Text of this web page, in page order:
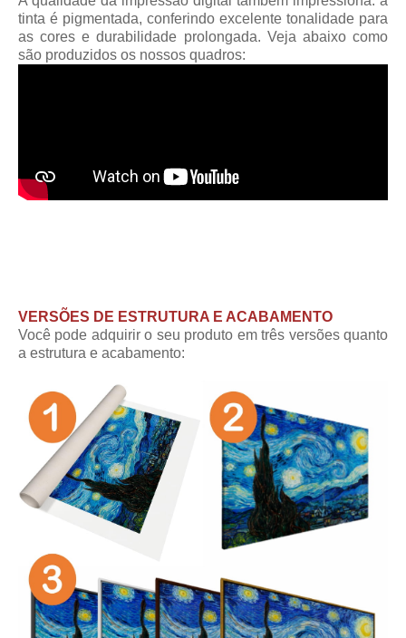
tinta é pigmentada, conferindo excelente tonalidade para
as cores e durabilidade prolongada. Veja abaixo como
são produzidos os nossos quadros:
VERSÕES DE ESTRUTURA E ACABAMENTO
Você pode adquirir o seu produto em três versões quanto
a estrutura e acabamento: